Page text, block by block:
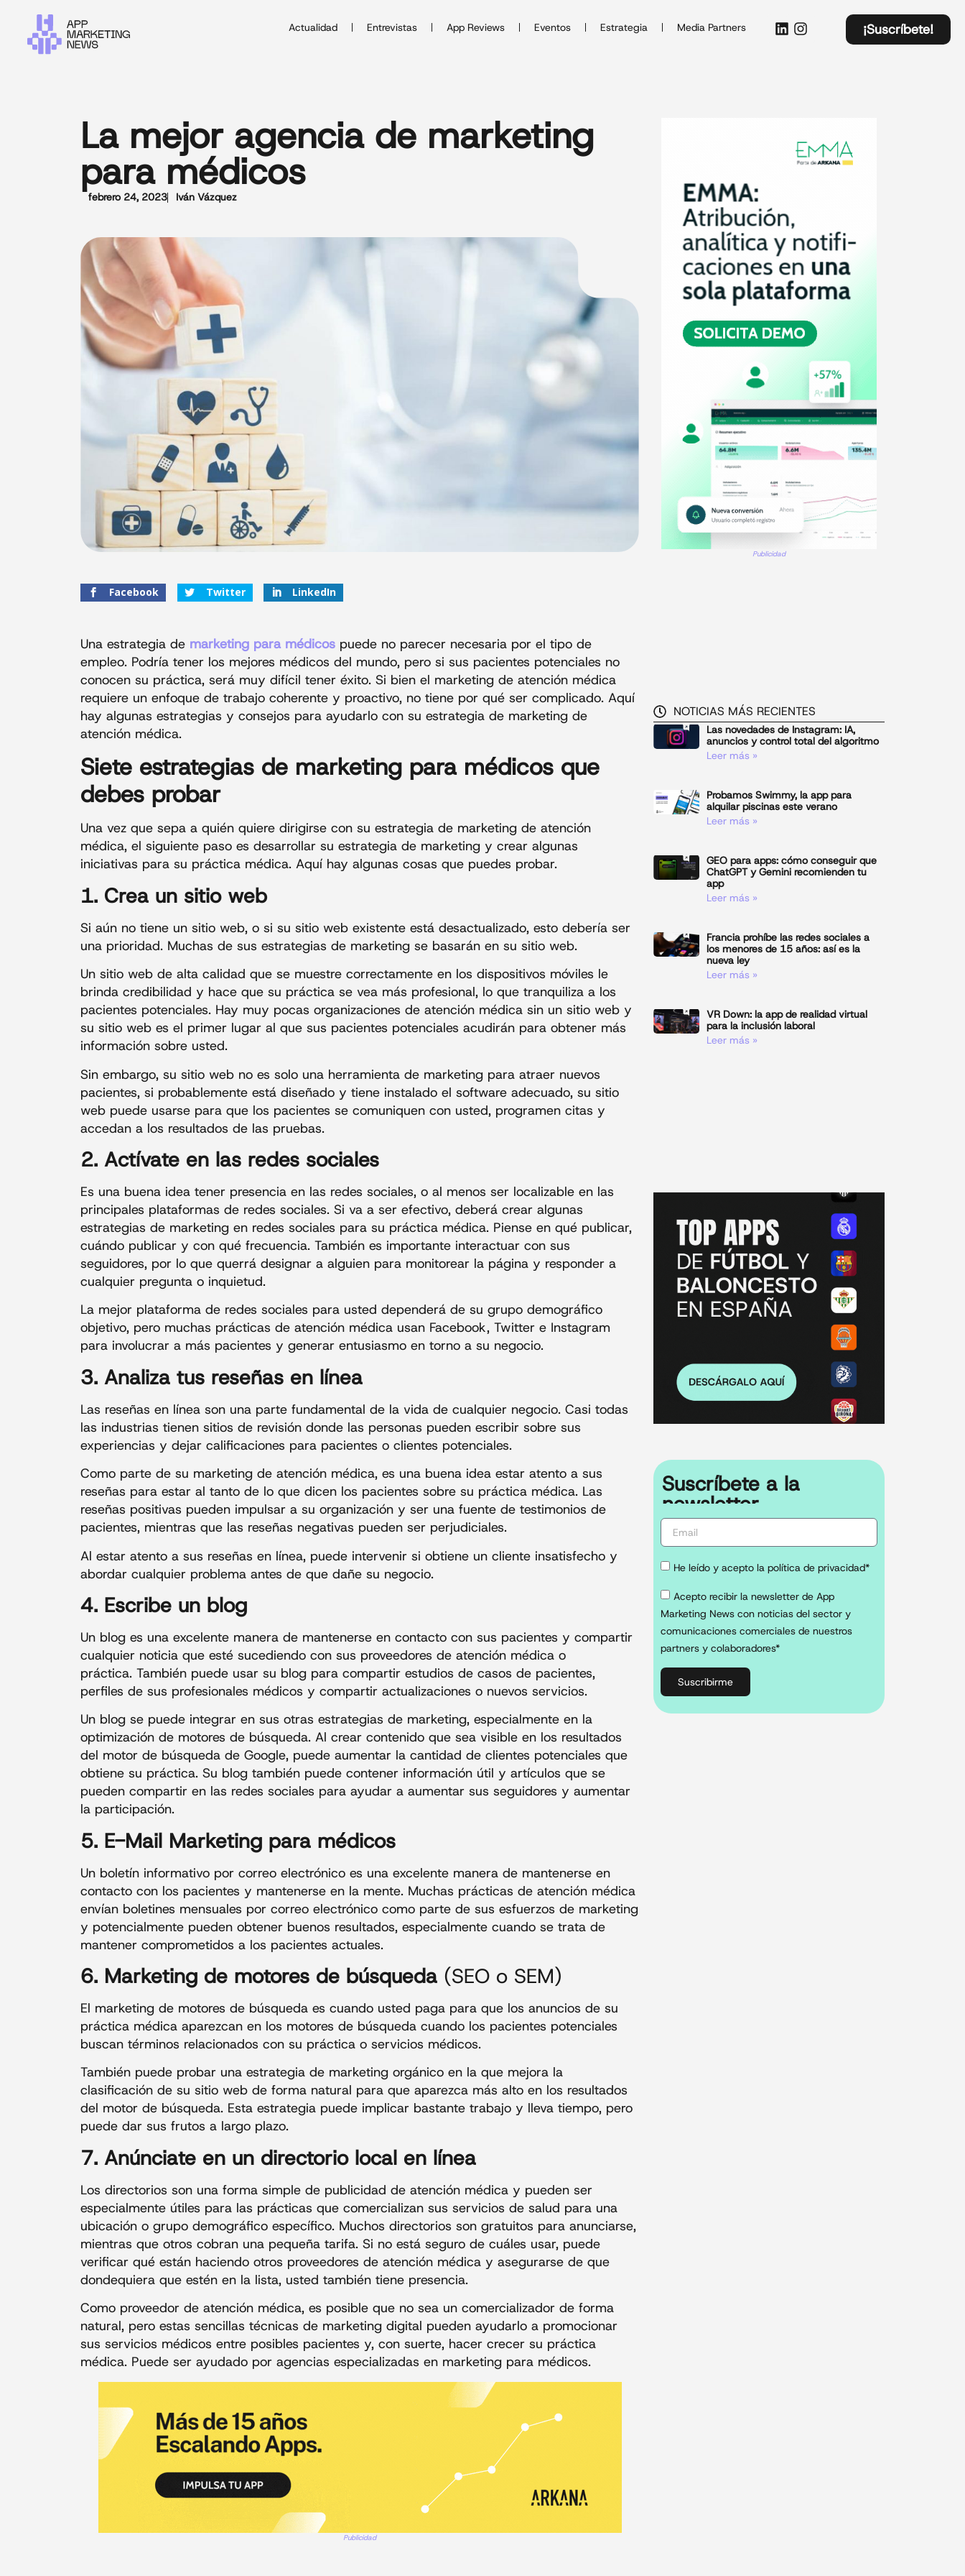
Actualidad Entrevistas App Reviews Eventos Estrategia Media Partners ¡Suscríbete!
La mejor agencia de marketing
para médicos
febrero 24, 2023 Iván Vázquez
Facebook Twitter LinkedIn
Una estrategia de marketing para médicos puede no parecer necesaria por el tipo de
empleo. Podría tener los mejores médicos del mundo, pero si sus pacientes potenciales no
conocen su práctica, será muy difícil tener éxito. Si bien el marketing de atención médica
requiere un enfoque de trabajo coherente y proactivo, no tiene por qué ser complicado. Aquí
hay algunas estrategias y consejos para ayudarlo con su estrategia de marketing de
atención médica.
Siete estrategias de marketing para médicos que
debes probar
Una vez que sepa a quién quiere dirigirse con su estrategia de marketing de atención
médica, el siguiente paso es desarrollar su estrategia de marketing y crear algunas
iniciativas para su práctica médica. Aquí hay algunas cosas que puedes probar.
1. Crea un sitio web
Si aún no tiene un sitio web, o si su sitio web existente está desactualizado, esto debería ser
una prioridad. Muchas de sus estrategias de marketing se basarán en su sitio web.
Un sitio web de alta calidad que se muestre correctamente en los dispositivos móviles le
brinda credibilidad y hace que su práctica se vea más profesional, lo que tranquiliza a los
pacientes potenciales. Hay muy pocas organizaciones de atención médica sin un sitio web y
su sitio web es el primer lugar al que sus pacientes potenciales acudirán para obtener más
información sobre usted.
Sin embargo, su sitio web no es solo una herramienta de marketing para atraer nuevos
pacientes, si probablemente está diseñado y tiene instalado el software adecuado, su sitio
web puede usarse para que los pacientes se comuniquen con usted, programen citas y
accedan a los resultados de las pruebas.
2. Actívate en las redes sociales
Es una buena idea tener presencia en las redes sociales, o al menos ser localizable en las
principales plataformas de redes sociales. Si va a ser efectivo, deberá crear algunas
estrategias de marketing en redes sociales para su práctica médica. Piense en qué publicar,
cuándo publicar y con qué frecuencia. También es importante interactuar con sus
seguidores, por lo que querrá designar a alguien para monitorear la página y responder a
cualquier pregunta o inquietud.
La mejor plataforma de redes sociales para usted dependerá de su grupo demográfico
objetivo, pero muchas prácticas de atención médica usan Facebook, Twitter e Instagram
para involucrar a más pacientes y generar entusiasmo en torno a su negocio.
3. Analiza tus reseñas en línea
Las reseñas en línea son una parte fundamental de la vida de cualquier negocio. Casi todas
las industrias tienen sitios de revisión donde las personas pueden escribir sobre sus
experiencias y dejar calificaciones para pacientes o clientes potenciales.
Como parte de su marketing de atención médica, es una buena idea estar atento a sus
reseñas para estar al tanto de lo que dicen los pacientes sobre su práctica médica. Las
reseñas positivas pueden impulsar a su organización y ser una fuente de testimonios de
pacientes, mientras que las reseñas negativas pueden ser perjudiciales.
Al estar atento a sus reseñas en línea, puede intervenir si obtiene un cliente insatisfecho y
abordar cualquier problema antes de que dañe su negocio.
4. Escribe un blog
Un blog es una excelente manera de mantenerse en contacto con sus pacientes y compartir
cualquier noticia que esté sucediendo con sus proveedores de atención médica o
práctica. También puede usar su blog para compartir estudios de casos de pacientes,
perfiles de sus profesionales médicos y compartir actualizaciones o nuevos servicios.
Un blog se puede integrar en sus otras estrategias de marketing, especialmente en la
optimización de motores de búsqueda. Al crear contenido que sea visible en los resultados
del motor de búsqueda de Google, puede aumentar la cantidad de clientes potenciales que
obtiene su práctica. Su blog también puede contener información útil y artículos que se
pueden compartir en las redes sociales para ayudar a aumentar sus seguidores y aumentar
la participación.
5. E-Mail Marketing para médicos
Un boletín informativo por correo electrónico es una excelente manera de mantenerse en
contacto con los pacientes y mantenerse en la mente. Muchas prácticas de atención médica
envían boletines mensuales por correo electrónico como parte de sus esfuerzos de marketing
y potencialmente pueden obtener buenos resultados, especialmente cuando se trata de
mantener comprometidos a los pacientes actuales.
6. Marketing de motores de búsqueda (SEO o SEM)
El marketing de motores de búsqueda es cuando usted paga para que los anuncios de su
práctica médica aparezcan en los motores de búsqueda cuando los pacientes potenciales
buscan términos relacionados con su práctica o servicios médicos.
También puede probar una estrategia de marketing orgánico en la que mejora la
clasificación de su sitio web de forma natural para que aparezca más alto en los resultados
del motor de búsqueda. Esta estrategia puede implicar bastante trabajo y lleva tiempo, pero
puede dar sus frutos a largo plazo.
7. Anúnciate en un directorio local en línea
Los directorios son una forma simple de publicidad de atención médica y pueden ser
especialmente útiles para las prácticas que comercializan sus servicios de salud para una
ubicación o grupo demográfico específico. Muchos directorios son gratuitos para anunciarse,
mientras que otros cobran una pequeña tarifa. Si no está seguro de cuáles usar, puede
verificar qué están haciendo otros proveedores de atención médica y asegurarse de que
dondequiera que estén en la lista, usted también tiene presencia.
Como proveedor de atención médica, es posible que no sea un comercializador de forma
natural, pero estas sencillas técnicas de marketing digital pueden ayudarlo a promocionar
sus servicios médicos entre posibles pacientes y, con suerte, hacer crecer su práctica
médica. Puede ser ayudado por agencias especializadas en marketing para médicos.
Publicidad
Publicidad
NOTICIAS MÁS RECIENTES
Las novedades de Instagram: IA,
anuncios y control total del algoritmo
Leer más »
Probamos Swimmy, la app para
alquilar piscinas este verano
Leer más »
GEO para apps: cómo conseguir que
ChatGPT y Gemini recomienden tu
app
Leer más »
Francia prohíbe las redes sociales a
los menores de 15 años: así es la
nueva ley
Leer más »
VR Down: la app de realidad virtual
para la inclusión laboral
Leer más »
Suscríbete a la
newsletter
He leído y acepto la política de privacidad*
Acepto recibir la newsletter de App
Marketing News con noticias del sector y
comunicaciones comerciales de nuestros
partners y colaboradores*
Suscribirme